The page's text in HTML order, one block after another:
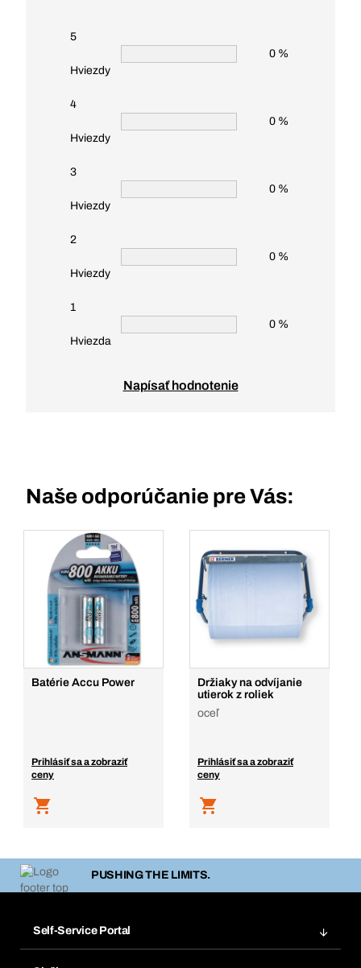
5
Hviezdy
0 %
4
Hviezdy
0 %
3
Hviezdy
0 %
2
Hviezdy
0 %
1
Hviezda
0 %
Napísať hodnotenie
Naše odporúčanie pre Vás:
Batérie Accu Power
Prihlásiť sa a zobraziť
ceny
Držiaky na odvíjanie
utierok z roliek
oceľ
Prihlásiť sa a zobraziť
ceny
PUSHING THE LIMITS.
Self-Service Portal